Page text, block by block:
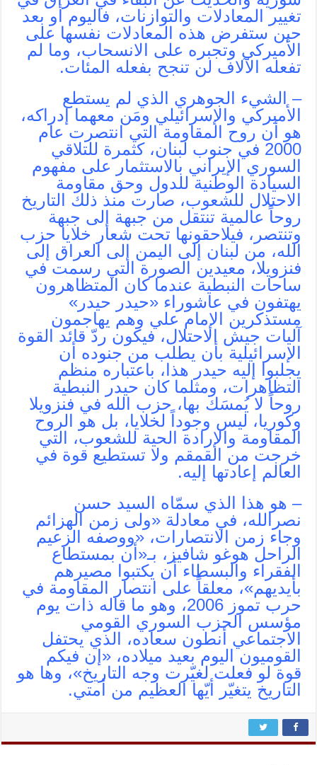
تغيير المعادلات والتوازنات، فاليوم أو بعد
حين ستفرض هذه المعادلات نفسها على
الأميركي وتجبره على الانسحاب، وما لم
تفعله الآلاف لن تنجح بفعله المئات.
– الشيء الجوهري الذي لم يستطع
الأميركي والإسرائيلي ومَن معهما إدراكه،
هو أن روح المقاومة التي انتصرت عام
2000 في جنوب لبنان، كثمرة للتلاقي
السوري الإيراني بالاستثمار على مفهوم
السيادة الوطنية للدول وحق مقاومة
الاحتلال للشعوب، صارت منذ ذلك التاريخ
روحاً عالمية تنتقل من جبهة إلى جبهة
وتنتصر، فيلاحقونها تحت شعار خلايا حزب
الله، من لبنان إلى اليمن إلى العراق إلى
فنزويلا، معيدين الصورة التي رسمت في
ساحات النبطية عندما كان المتظاهرون
يهتفون في عاشوراء «حيدر حيدر»
مستذكرين الإمام علي وهم يهاجمون
آليات جيش الاحتلال، فيكون ردّ قائد القوة
الإسرائيلية بأن يطلب من جنوده أن
يجلبوا إليه حيدر هذا، باعتباره منظم
التظاهرات، ومثلما كان حيدر النبطية
روحاً لا يُمسَك بها، حزب الله في فنزويلا
وكوريا، ليس وجوداً لخلايا، بل هو الروح
المقاومة والإرادة الحية للشعوب، التي
خرجت من القمقم ولا تستطيع قوة في
العالم إعادتها إليه.
– هو هذا الذي سمّاه السيد حسن
نصرالله، في معادلة «ولى زمن الهزائم
وجاء زمن الانتصارات، «ووصفه الزعيم
الراحل هوغو شافيز، بـ«أن بمستطاع
الفقراء والبسطاء أن يكتبوا مصيرهم
بأيديهم»، معلقاً على انتصار المقاومة في
حرب تموز 2006، وهو ما قاله ذات يوم
مؤسس الحزب السوري القومي
الاجتماعي أنطون سعاده، الذي يحتفل
القوميون اليوم بعيد ميلاده، «إن فيكم
قوة لو فعلت لغيّرت وجه التاريخ»، وها هو
التاريخ يتغيّر أيّها العظيم من أمتي.